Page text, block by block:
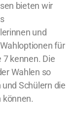
bieten wir
und
für
kennen. Die
Wahlen so
Schülern die
können.